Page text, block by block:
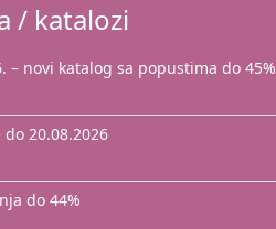
/ katalozi
– novi katalog sa popustima do 45%
20.08.2026
do 44%